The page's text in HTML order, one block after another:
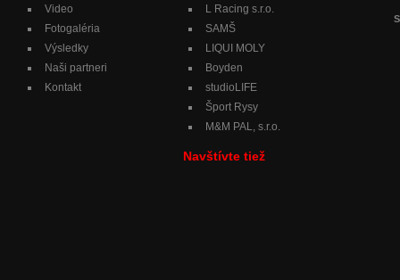
Video
Fotogaléria
Výsledky
Naši partneri
Kontakt
L Racing s.r.o.
SAMŠ
LIQUI MOLY
Boyden
studioLIFE
Šport Rysy
M&M PAL, s.r.o.
Navštívte tiež